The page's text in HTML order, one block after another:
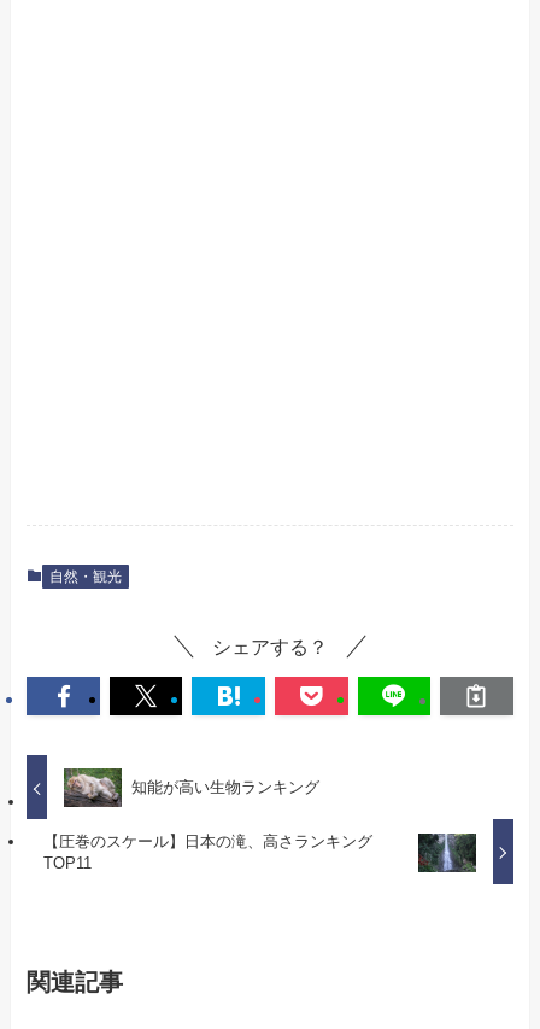
自然・観光
シェアする？
知能が高い生物ランキング
【圧巻のスケール】日本の滝、高さランキング
TOP11
関連記事